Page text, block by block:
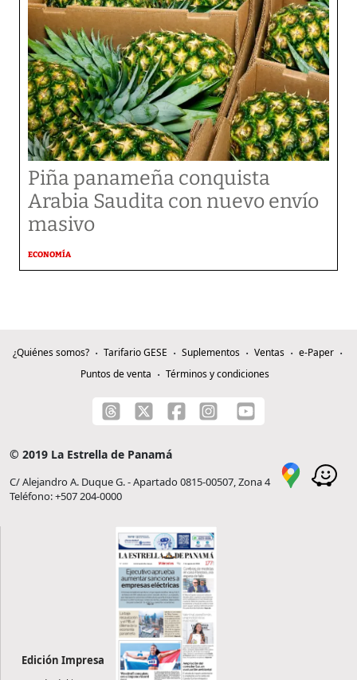
Piña panameña conquista
Arabia Saudita con nuevo envío
masivo
ECONOMÍA
¿Quiénes somos? Tarifario GESE Suplementos Ventas
e-Paper
Puntos de venta
Términos y condiciones
© 2019 La Estrella de Panamá
C/ Alejandro A. Duque G. - Apartado 0815-00507, Zona 4
Teléfono: +507 204-0000
Edición Impresa